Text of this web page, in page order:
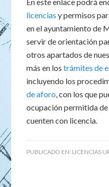
En este enlace podrá
licencias y permisos
en el ayuntamiento de
servir de orientación
otros apartados de
más en lostrámites de
incluyendo los
de aforo, con los que
ocupación permitida
cuenten con licencia.
PUBLICADO EN: LICENCIAS